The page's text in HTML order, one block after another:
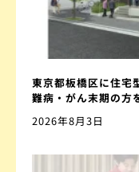
東京都板橋区に住宅
難病・がん末期の方
2026年8月3日